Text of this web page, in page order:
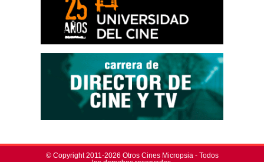
© Copyright 2011-2026 Otros Cines Micropsia - Todos